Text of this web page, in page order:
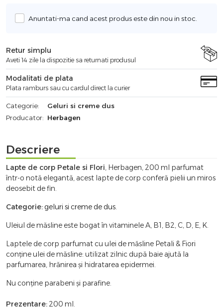
Anuntati-ma cand acest produs este din nou in stoc.
Retur simplu
Aveti 14 zile la dispozitie sa returnati produsul
Modalitati de plata
Plata ramburs sau cu cardul direct la curier
Categorie:
Geluri si creme dus
Producator: Herbagen
Descriere
Lapte de corp Petale si Flori, Herbagen, 200 ml parfumat
într-o notă elegantă, acest lapte de corp conferă pielii un miros
deosebit de fin.
Categorie: geluri si creme de dus.
Uleiul de măsline este bogat în vitaminele A, B1, B2, C, D, E, K.
Laptele de corp parfumat cu ulei de măsline Petali & Fiori
conține ulei de măsline: utilizat zilnic după baie ajută la
parfumarea, hrănirea și hidratarea epidermei.
Nu conține parabeni și parafine.
Prezentare: 200 ml.